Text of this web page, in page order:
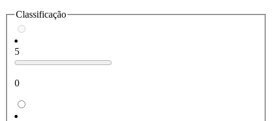
Classificação
5
0